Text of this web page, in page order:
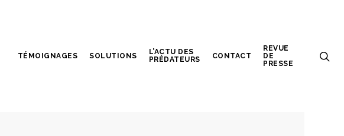
TÉMOIGNAGES SOLUTIONS
L’ACTU DES
PRÉDATEURS
CONTACT
REVUE
DE
PRESSE